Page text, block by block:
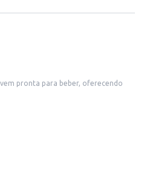
pronta para beber, oferecendo